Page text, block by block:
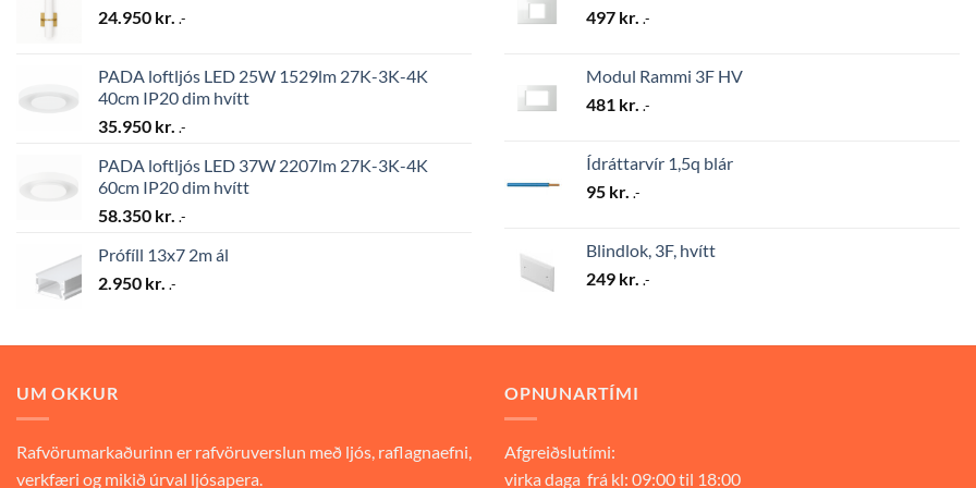
24.950 kr. .-
PADA loftljós LED 25W 1529lm 27K-3K-4K
40cm IP20 dim hvítt
35.950 kr. .-
PADA loftljós LED 37W 2207lm 27K-3K-4K
60cm IP20 dim hvítt
58.350 kr. .-
Prófíll 13x7 2m ál
2.950 kr. .-
497 kr. .-
Modul Rammi 3F HV
481 kr. .-
Ídráttarvír 1,5q blár
95 kr. .-
Blindlok, 3F, hvítt
249 kr. .-
UM OKKUR
Rafvörumarkaðurinn er rafvöruverslun með ljós, raflagnaefni,
verkfæri og mikið úrval ljósapera.
OPNUNARTÍMI
Afgreiðslutími:
virka daga frá kl: 09:00 til 18:00